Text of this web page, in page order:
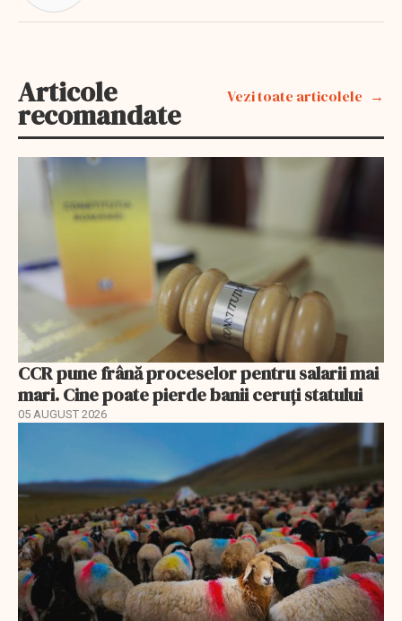
Articole
recomandate
Vezi toate articolele
CCR pune frână proceselor pentru salarii mai
mari. Cine poate pierde banii ceruți statului
05 AUGUST 2026